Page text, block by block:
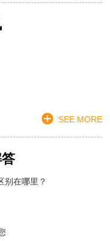
SEE MORE
别在哪里？